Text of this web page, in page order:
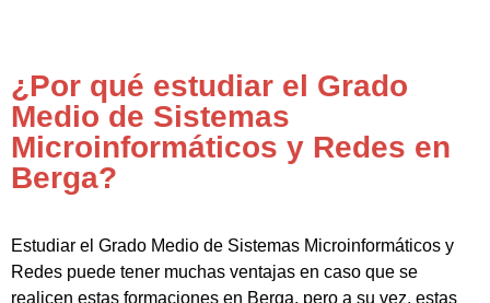
¿Por qué estudiar el Grado
Medio de Sistemas
Microinformáticos y Redes en
Berga?
Estudiar el Grado Medio de Sistemas Microinformáticos y
Redes puede tener muchas ventajas en caso que se
realicen estas formaciones en Berga, pero a su vez, estas